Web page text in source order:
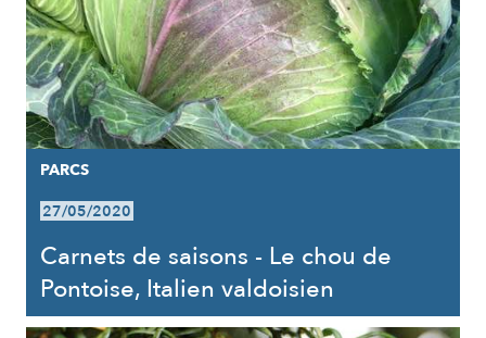
PARCS
27/05/2020
Carnets de saisons - Le chou de
Pontoise, Italien valdoisien